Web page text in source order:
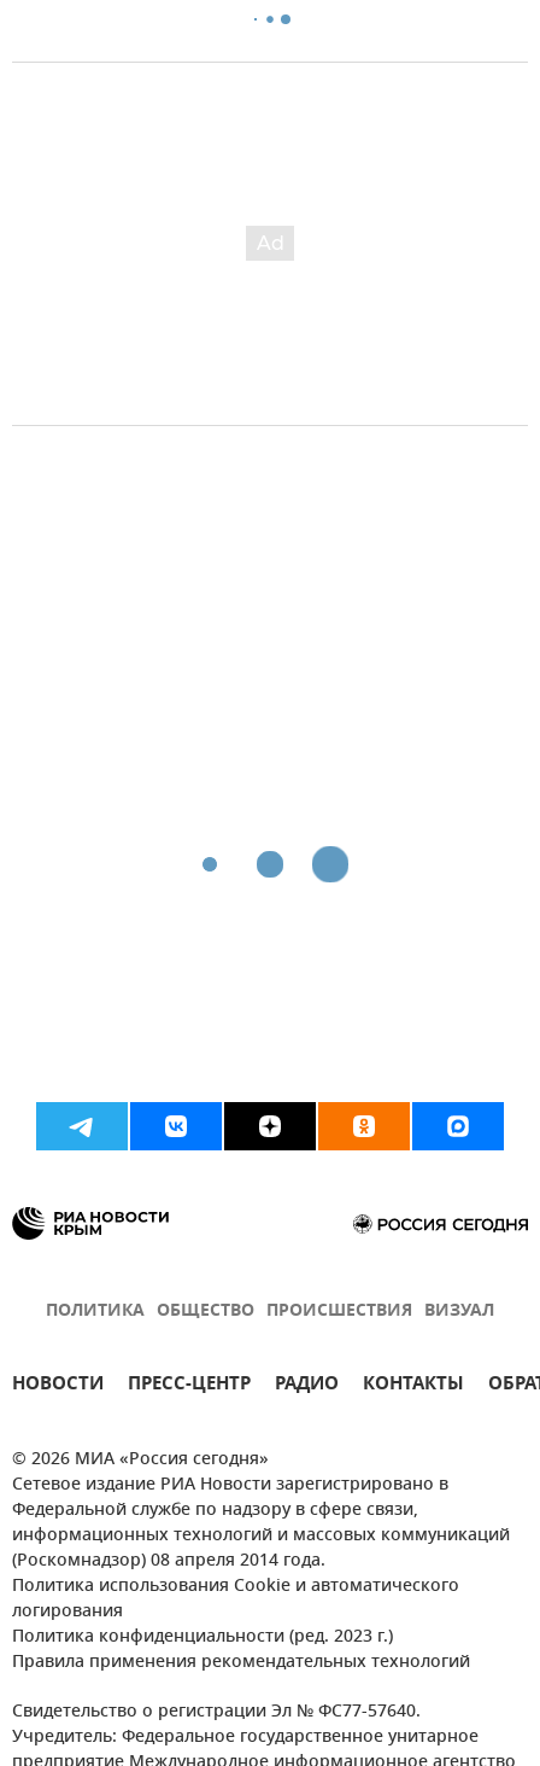
ПОЛИТИКА ОБЩЕСТВО ПРОИСШЕСТВИЯ ВИЗУАЛ
НОВОСТИ ПРЕСС-ЦЕНТР РАДИО КОНТАКТЫ
© 2026 МИА «Россия сегодня»
Сетевое издание РИА Новости зарегистрировано в
Федеральной службе по надзору в сфере связи,
информационных технологий и массовых коммуникаций
(Роскомнадзор) 08 апреля 2014 года.
Политика использования Cookie и автоматического
логирования
Политика конфиденциальности (ред. 2023 г.)
Правила применения рекомендательных технологий
Свидетельство о регистрации Эл № ФС77-57640.
Учредитель: Федеральное государственное унитарное